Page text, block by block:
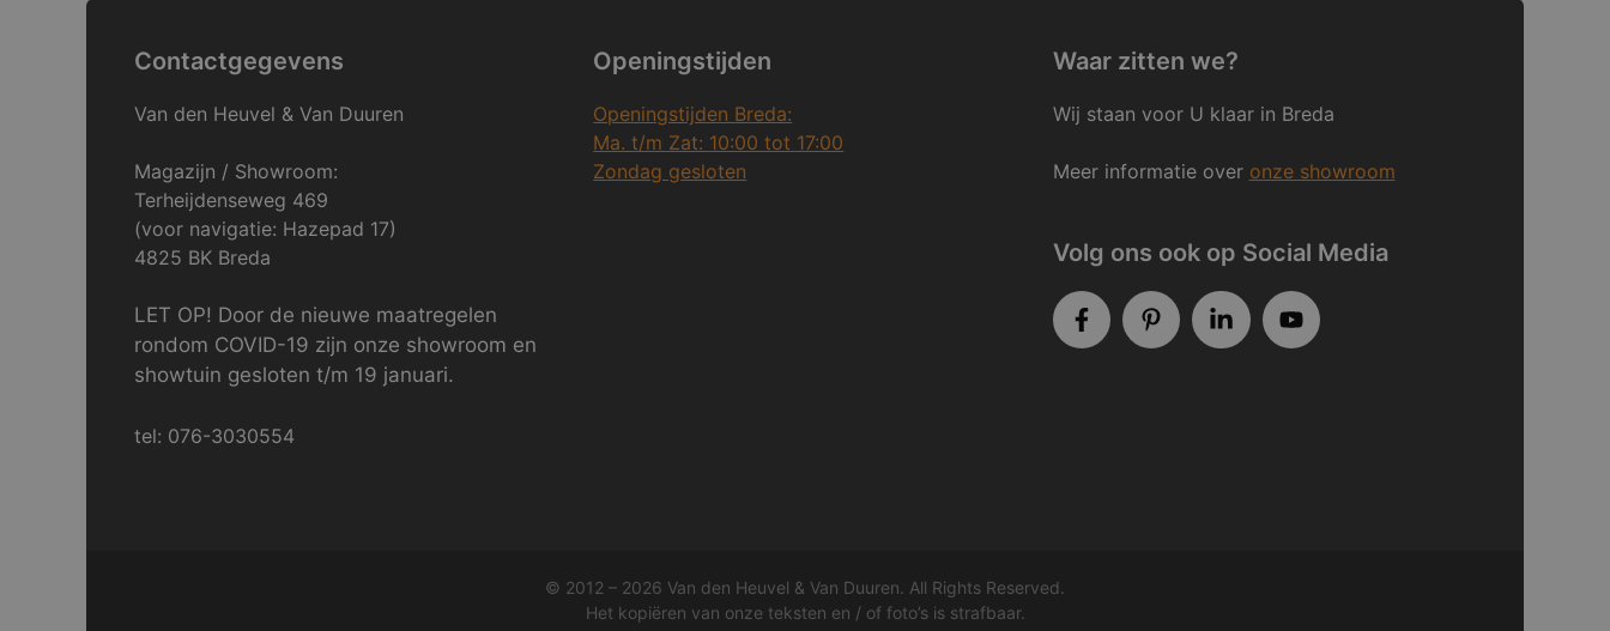
Contactgegevens
Van den Heuvel & Van Duuren
Magazijn / Showroom:
Terheijdenseweg 469
(voor navigatie: Hazepad 17)
4825 BK Breda
LET OP! Door de nieuwe maatregelen
rondom COVID-19 zijn onze showroom en
showtuin gesloten t/m 19 januari.
tel: 076-3030554
Openingstijden
Openingstijden Breda:
Ma. t/m Zat: 10:00 tot 17:00
Zondag gesloten
Waar zitten we?
Wij staan voor U klaar in Breda
Meer informatie over onze showroom
Volg ons ook op Social Media
© 2012 – 2026 Van den Heuvel & Van Duuren. All Rights Reserved.
Het kopiëren van onze teksten en / of foto’s is strafbaar.